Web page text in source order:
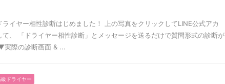
ライヤー相性診断はじめました！ 上の写真をクリックしてLINE公式アカ
て、 「ドライヤー相性診断」とメッセージを送るだけで質問形式の診断が
実際の診断画面 & ...
級ドライヤー